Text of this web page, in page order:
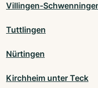
Villingen-
Tuttlingen
Nürtingen
Kirchheim unter Teck